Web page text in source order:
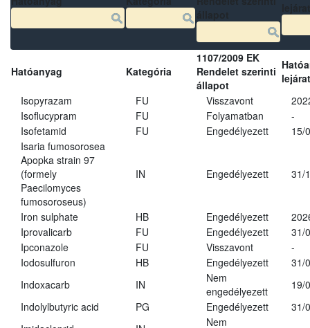
Hatóanyag Kategória
1107/2009 EK
Rendelet szerinti
állapot
Isopyrazam
FU Visszavont
Isoflucypram
FU Folyamatban
-
Isofetamid
FU Engedélyezett
15/
Isaria fumosorosea
Apopka strain 97
(formely
Paecilomyces
fumosoroseus)
IN Engedélyezett 31/
Iron sulphate HB Engedélyezett
Iprovalicarb
FU Engedélyezett
31/
Ipconazole
FU Visszavont
-
Iodosulfuron
HB Engedélyezett
31/
Indoxacarb
IN
Nem
engedélyezett
19/
Indolylbutyric acid
PG Engedélyezett
31/
Nem